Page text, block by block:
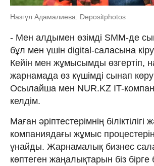
Назгүл Адамалиева: Depositphotos
- Мен алдымен өзімді SMM-де
бұл мен үшін digital-саласына
Кейін мен жұмысымды өзгертіп,
жарнамада өз күшімді сынап
Осылайша мен NUR.KZ IT-
келдім.
Маған әріптестерімнің біліктілігі
компаниядағы жұмыс
ұнайды. Жарнамалық бизнес
көптеген жаңалықтарын біз бірге